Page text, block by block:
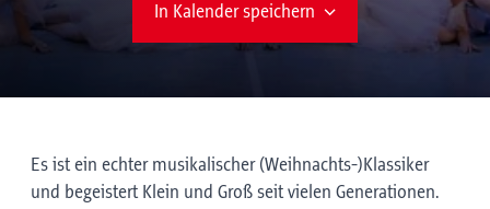
In Kalender speichern
Es ist ein echter musikalischer (Weihnachts-)Klassiker
und begeistert Klein und Groß seit vielen Generationen.